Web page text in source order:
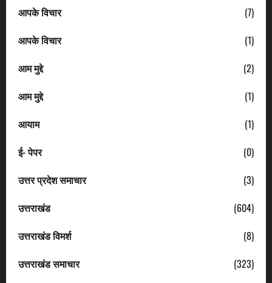
आपके विचार
(7)
आपके विचार
(1)
आम मुद्दे
(2)
आम मुद्दे
(1)
आयाम
(1)
ई- पेपर
(0)
उत्तर प्रदेश समाचार
(3)
उत्तराखंड
(604)
उत्तराखंड विमर्श
(8)
उत्तराखंड समाचार
(323)